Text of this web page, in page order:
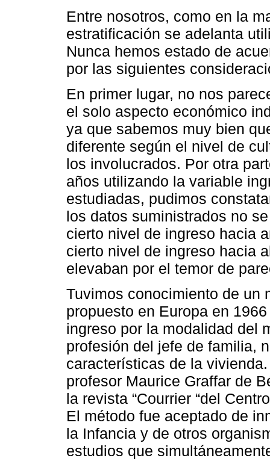
Entre nosotros, como en la
estratificación se adelanta
Nunca hemos estado de
por las siguientes
En primer lugar, no nos
el solo aspecto económico
ya que sabemos muy bien
diferente según el nivel de
los involucrados. Por otra
años utilizando la variable
estudiadas, pudimos
los datos suministrados no
cierto nivel de ingreso hacia
cierto nivel de ingreso hacia
elevaban por el temor de
Tuvimos conocimiento de un
propuesto en Europa en
ingreso por la modalidad del
profesión del jefe de familia,
características de la
profesor Maurice Graffar de
la revista “Courrier “del
El método fue aceptado de
la Infancia y de otros
estudios que